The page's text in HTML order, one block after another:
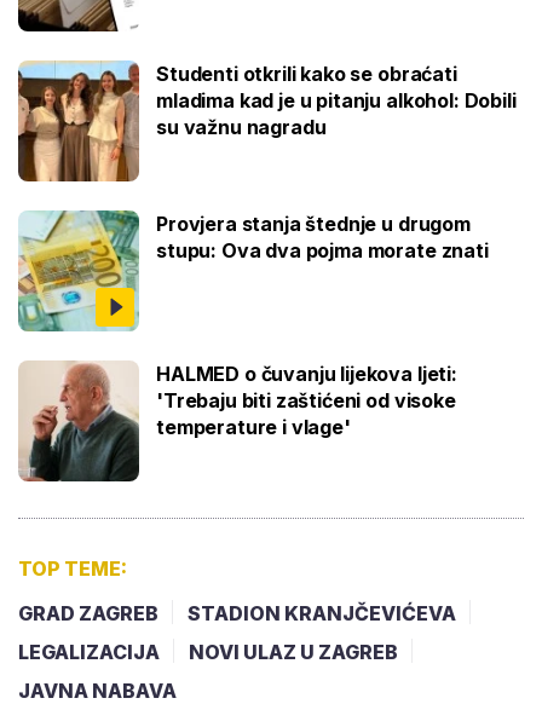
Studenti otkrili kako se obraćati
mladima kad je u pitanju alkohol: Dobili
su važnu nagradu
Provjera stanja štednje u drugom
stupu: Ova dva pojma morate znati
HALMED o čuvanju lijekova ljeti:
'Trebaju biti zaštićeni od visoke
temperature i vlage'
TOP TEME:
GRAD ZAGREB
STADION KRANJČEVIĆEVA
LEGALIZACIJA
NOVI ULAZ U ZAGREB
JAVNA NABAVA